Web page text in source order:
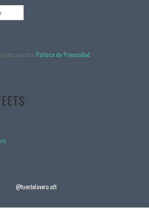
nuestra Política de Privacidad
@fuentelavero.cdt